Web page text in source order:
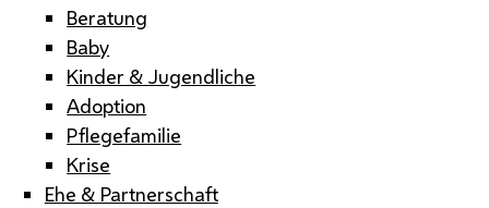
Beratung
Baby
Kinder & Jugendliche
Adoption
Pflegefamilie
Krise
Ehe & Partnerschaft